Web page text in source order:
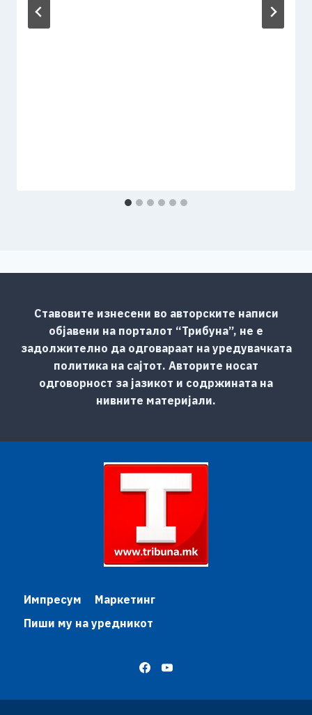
Ставовите изнесени во авторските написи
објавени на порталот “Трибуна”, не е
задолжително да одговараат на уредувачката
политика на сајтот. Авторите носат
одговорност за јазикот и содржината на
нивните материјали.
Импресум
Маркетинг
Пиши му на уредникот